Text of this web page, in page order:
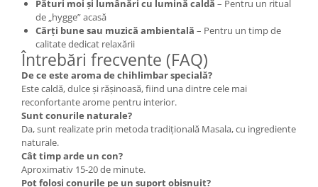
Pături moi și lumânări cu lumină caldă – Pentru un ritual
de „hygge” acasă
Cărți bune sau muzică ambientală – Pentru un timp de
calitate dedicat relaxării
Întrebări frecvente (FAQ)
De ce este aroma de chihlimbar specială?
Este caldă, dulce și rășinoasă, fiind una dintre cele mai
reconfortante arome pentru interior.
Sunt conurile naturale?
Da, sunt realizate prin metoda tradițională Masala, cu ingrediente
naturale.
Cât timp arde un con?
Aproximativ 15-20 de minute.
Pot folosi conurile pe un suport obișnuit?